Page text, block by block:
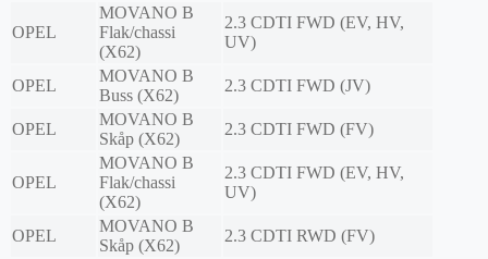
OPEL
MOVANO B
Flak/chassi
(X62)
2.3 CDTI FWD (EV, HV,
UV)
OPEL
MOVANO B
Buss (X62)
2.3 CDTI FWD (JV)
OPEL
MOVANO B
Skåp (X62)
2.3 CDTI FWD (FV)
OPEL
MOVANO B
Flak/chassi
(X62)
2.3 CDTI FWD (EV, HV,
UV)
OPEL
MOVANO B
Skåp (X62)
2.3 CDTI RWD (FV)